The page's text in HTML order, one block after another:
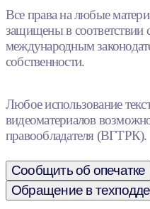
Все права на любые
защищены в соответствии
международным
собственности.
Любое использование
видеоматериалов
правообладателя (ВГТРК).
Сообщить об опечатке
Обращение в